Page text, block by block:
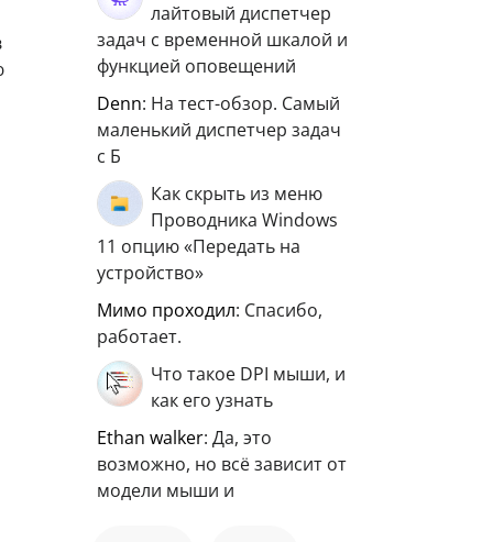
лайтовый диспетчер
задач с временной шкалой и
функцией оповещений
Denn: На тест-обзор. Самый
маленький диспетчер задач
с Б
Как скрыть из меню
Проводника Windows
11 опцию «Передать на
устройство»
мимо проходил: Спасибо,
работает.
Что такое DPI мыши, и
как его узнать
ethan walker: Да, это
возможно, но всё зависит от
модели мыши и